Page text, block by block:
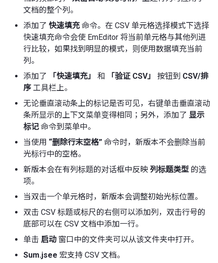
文档的整个列。
添加了 快速填充 命令。在 CSV 单元格选择模式下选择
快速填充命令会使 EmEditor 将当前单元格与其他列进
行比较，如果找到明显的模式，则使用数据填充当前
列。
添加了
「快速填充」 和 「验证 CSV」 按钮到 CSV/排
序 工具栏上。
无论垂直滚动条上的标记是否可见，右键单击垂直滚动
条所显示的上下文菜单变得相同；另外，添加了 显示
标记 命令到菜单中。
当使用 “删除行末空格” 命令时，新版本不会删除当前
光标行中的空格。
新版本会在有列标题的对话框中反映 列标题类型 的选
项。
当双击一个单元格时，新版本会调整初始光标位置。
双击 CSV 标题或标尺的右侧可以添加列，双击行号的
底部可以在 CSV 文档中添加一行。
单击 启动 窗口中的文件夹可以从该文件夹中打开。
Sum.jsee 宏支持 CSV 文档。